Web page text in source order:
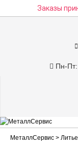
Заказы
Пн-
МеталлСервис >